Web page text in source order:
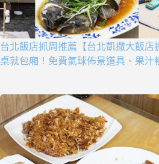
台北飯店抓周推薦【台北凱撒大飯店
桌就包廂！免費氣球佈景道具、果汁